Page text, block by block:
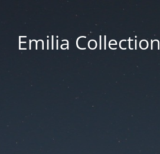
Emilia Collection